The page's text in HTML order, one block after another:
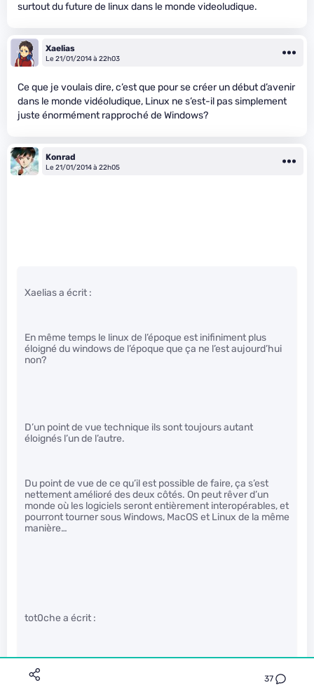
37
surtout du future de linux dans le monde videoludique.
Xaelias
Le 21/01/2014 à 22h03
Ce que je voulais dire, c’est que pour se créer un début d’avenir
dans le monde vidéoludique, Linux ne s’est-il pas simplement
juste énormément rapproché de Windows?
Konrad
Le 21/01/2014 à 22h05
Xaelias a écrit :
En même temps le linux de l’époque est inifiniment plus
éloigné du windows de l’époque que ça ne l’est aujourd’hui
non?
D’un point de vue technique ils sont toujours autant
éloignés l’un de l’autre.
Du point de vue de ce qu’il est possible de faire, ça s’est
nettement amélioré des deux côtés. On peut rêver d’un
monde où les logiciels seront entièrement interopérables, et
pourront tourner sous Windows, MacOS et Linux de la même
manière…
tot0che a écrit :